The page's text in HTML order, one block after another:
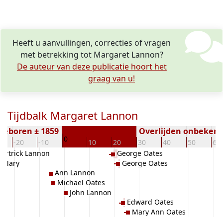
Heeft u aanvullingen, correcties of vragen
met betrekking tot Margaret Lannon?
De auteur van deze publicatie hoort het
graag van u!
Tijdbalk Margaret Lannon
-20 -10 0 10 20 30 40 50 60
± 1859 Overlijden
Lannon
Mary
Ann Lannon
Michael Oates
John Lannon
George Oates
George Oates
Edward Oates
Mary Ann Oates